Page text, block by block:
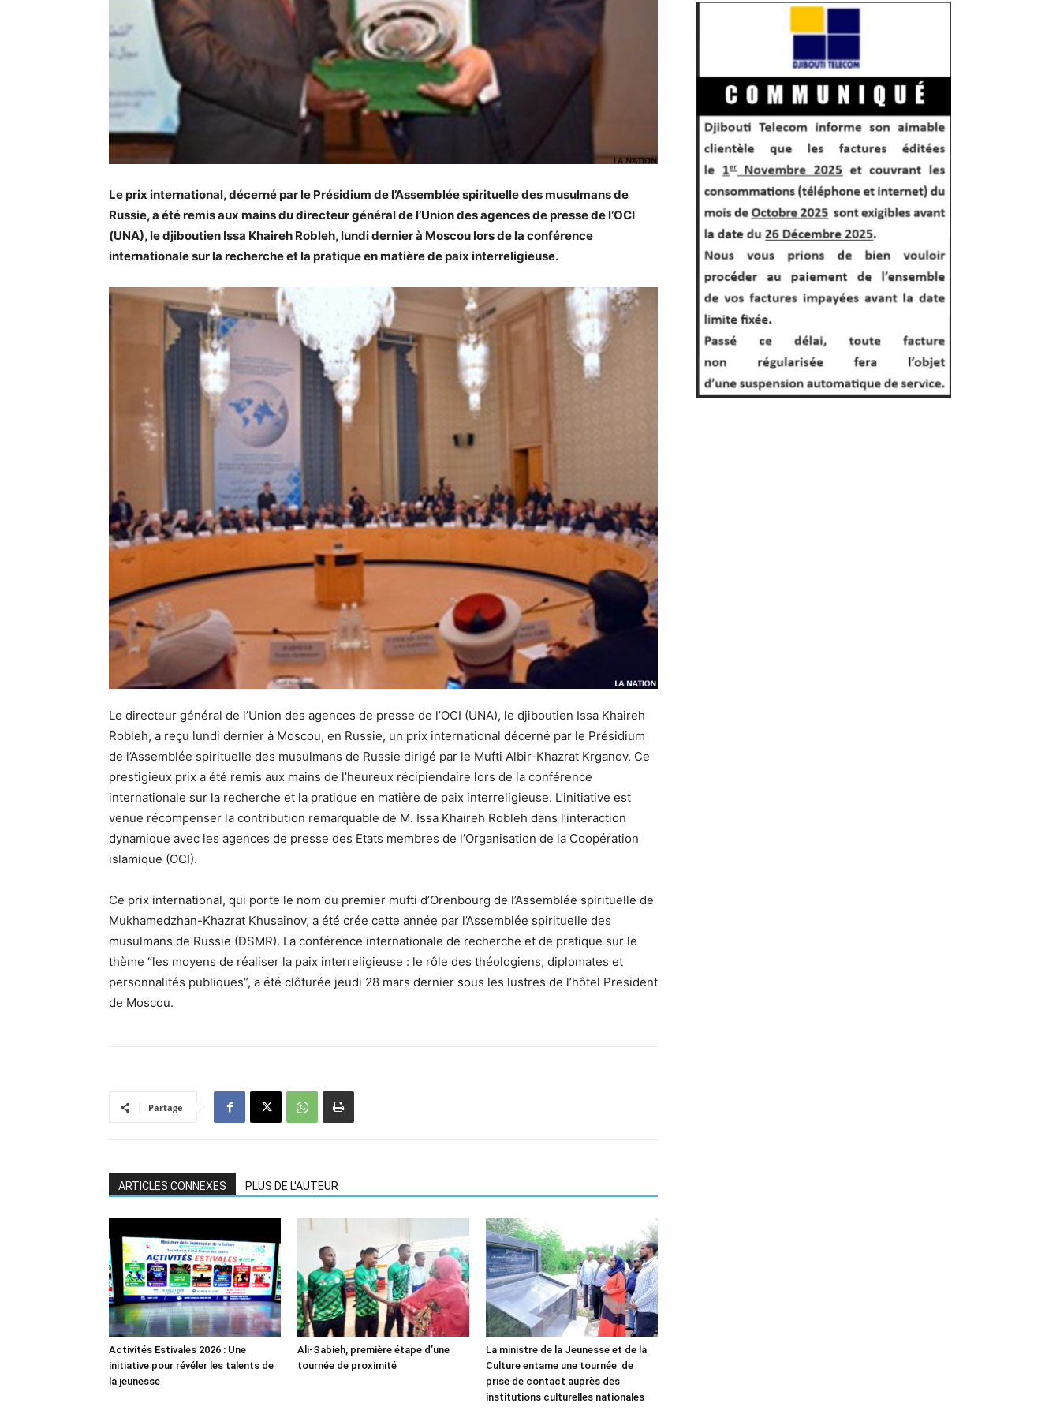
Le prix international, décerné par le Présidium de l’Assemblée spirituelle des musulmans de
Russie, a été remis aux mains du directeur général de l’Union des agences de presse de l’OCI
(UNA), le djiboutien Issa Khaireh Robleh, lundi dernier à Moscou lors de la conférence
internationale sur la recherche et la pratique en matière de paix interreligieuse.
Le directeur général de l’Union des agences de presse de l’OCI (UNA), le djiboutien Issa Khaireh
Robleh, a reçu lundi dernier à Moscou, en Russie, un prix international décerné par le Présidium
de l’Assemblée spirituelle des musulmans de Russie dirigé par le Mufti Albir-Khazrat Krganov. Ce
prestigieux prix a été remis aux mains de l’heureux récipiendaire lors de la conférence
internationale sur la recherche et la pratique en matière de paix interreligieuse. L’initiative est
venue récompenser la contribution remarquable de M. Issa Khaireh Robleh dans l’interaction
dynamique avec les agences de presse des Etats membres de l’Organisation de la Coopération
islamique (OCI).
Ce prix international, qui porte le nom du premier mufti d’Orenbourg de l’Assemblée spirituelle de
Mukhamedzhan-Khazrat Khusainov, a été crée cette année par l’Assemblée spirituelle des
musulmans de Russie (DSMR). La conférence internationale de recherche et de pratique sur le
thème “les moyens de réaliser la paix interreligieuse : le rôle des théologiens, diplomates et
personnalités publiques”, a été clôturée jeudi 28 mars dernier sous les lustres de l’hôtel President
de Moscou.
Partage
ARTICLES CONNEXES PLUS DE L'AUTEUR
Activités Estivales 2026 : Une
initiative pour révéler les talents de
la jeunesse
Ali-Sabieh, première étape d’une
tournée de proximité
La ministre de la Jeunesse et de la
Culture entame une tournée de
prise de contact auprès des
institutions culturelles nationales